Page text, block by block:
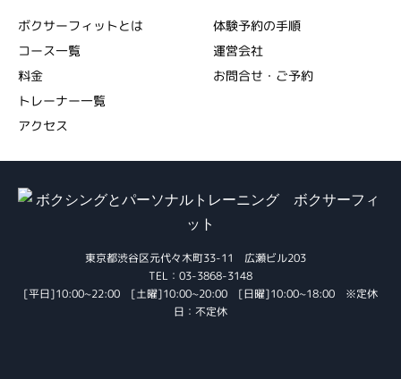
ボクサーフィットとは
コース一覧
料金
トレーナー一覧
アクセス
体験予約の手順
運営会社
お問合せ・ご予約
東京都渋谷区元代々木町33-11 広瀬ビル203
TEL：03-3868-3148
[平日]10:00~22:00 [土曜]10:00~20:00 [日曜]10:00~18:00 ※定休
日：不定休